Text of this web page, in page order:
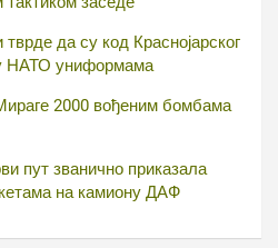
тврде да су код Краснојарског
НАТО униформама
2000 вођеним бомбама
пут званично приказала
на камиону ДАФ